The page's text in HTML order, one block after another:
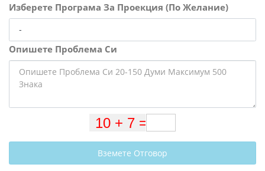
Изберете Програма За Проекция (По Желание)
Опишете Проблема Си
Вземете Отговор